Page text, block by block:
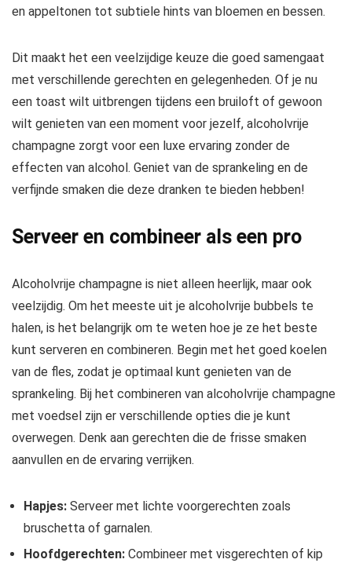
en appeltonen tot subtiele hints van bloemen en bessen.
Dit maakt het een veelzijdige keuze die goed samengaat
met verschillende gerechten en gelegenheden. Of je nu
een toast wilt uitbrengen tijdens een bruiloft of gewoon
wilt genieten van een moment voor jezelf, alcoholvrije
champagne zorgt voor een luxe ervaring zonder de
effecten van alcohol. Geniet van de sprankeling en de
verfijnde smaken die deze dranken te bieden hebben!
Serveer en combineer als een pro
Alcoholvrije champagne is niet alleen heerlijk, maar ook
veelzijdig. Om het meeste uit je alcoholvrije bubbels te
halen, is het belangrijk om te weten hoe je ze het beste
kunt serveren en combineren. Begin met het goed koelen
van de fles, zodat je optimaal kunt genieten van de
sprankeling. Bij het combineren van alcoholvrije champagne
met voedsel zijn er verschillende opties die je kunt
overwegen. Denk aan gerechten die de frisse smaken
aanvullen en de ervaring verrijken.
Hapjes: Serveer met lichte voorgerechten zoals
bruschetta of garnalen.
Hoofdgerechten: Combineer met visgerechten of kip